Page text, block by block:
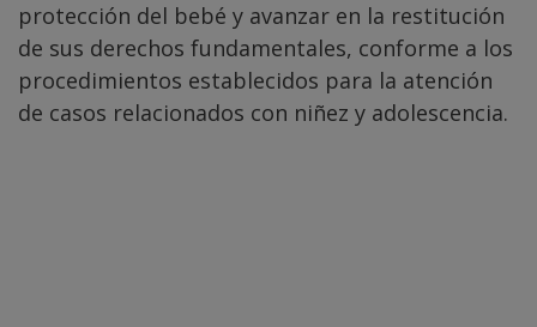
protección del bebé y avanzar en la restitución
de sus derechos fundamentales, conforme a los
procedimientos establecidos para la atención
de casos relacionados con niñez y adolescencia.